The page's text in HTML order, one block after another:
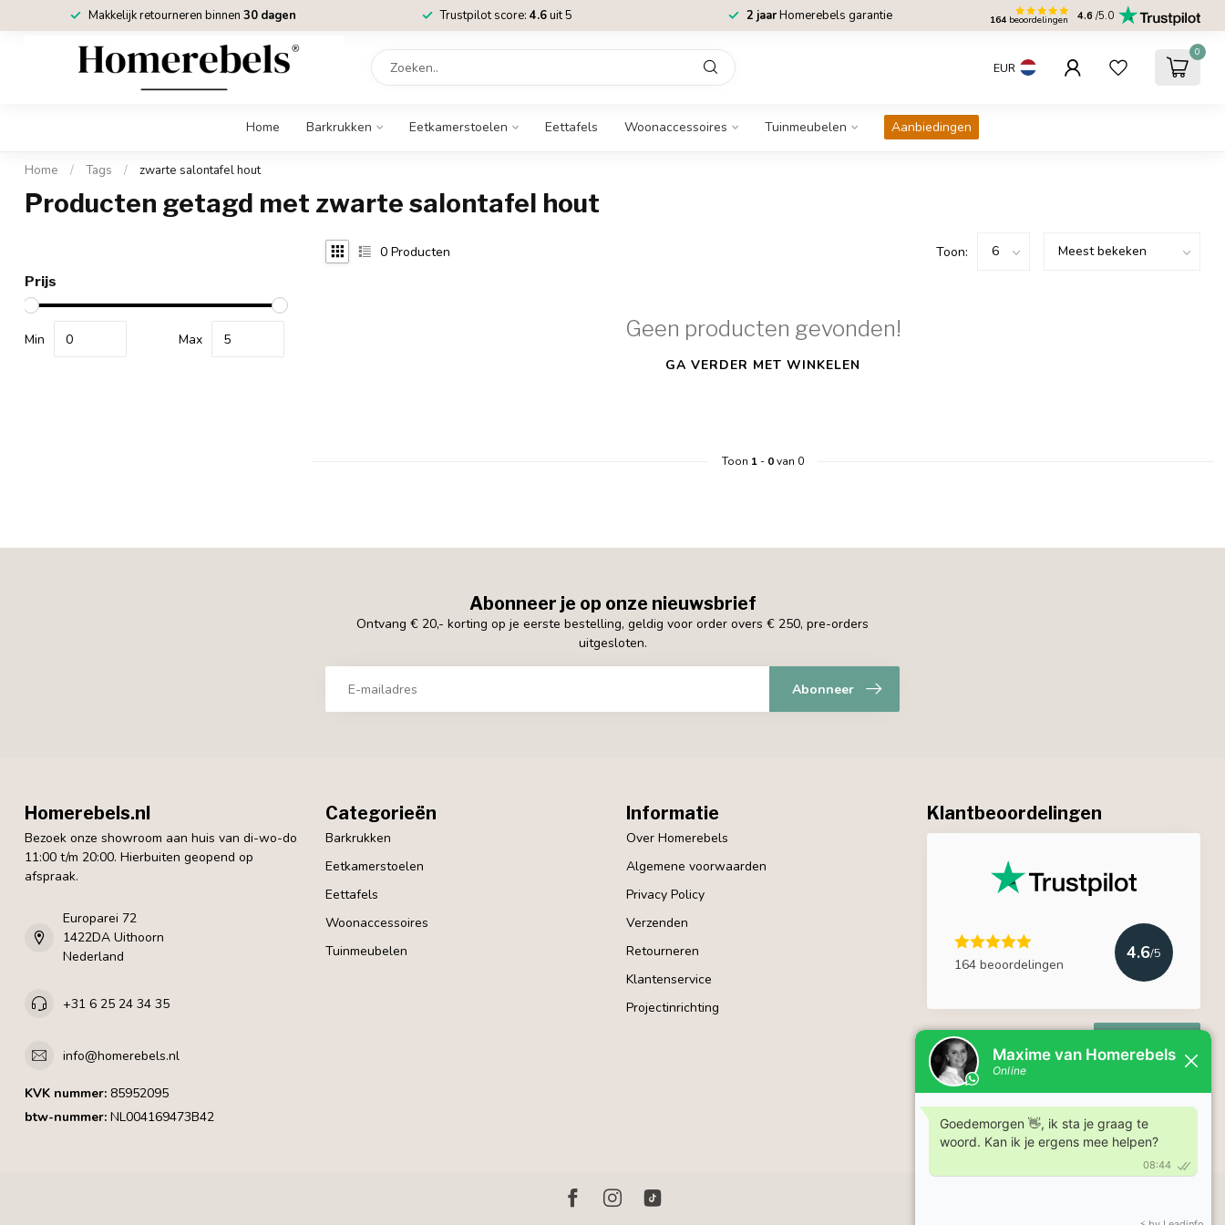
Makkelijk retourneren binnen 30 dagen Trustpilot score: 4.6uit 5 2 jaarHomerebels garantie 164 beoordelingen 4.6 /5.0
EUR
0
Home Barkrukken Eetkamerstoelen Eettafels Woonaccessoires Tuinmeubelen Aanbiedingen
Home / Tags / zwarte salontafel hout
Producten getagd met zwarte salontafel hout
Prijs
Min Max
0 Producten Toon:
Geen producten gevonden!
GA VERDER MET WINKELEN
Toon 1- 0van 0
Abonneer je op onze nieuwsbrief
Ontvang € 20,- korting op je eerste bestelling, geldig voor order overs € 250, pre-orders
uitgesloten.
Abonneer
Homerebels.nl
Bezoek onze showroom aan huis van di-wo-do
11:00 t/m 20:00. Hierbuiten geopend op
afspraak.
Europarei 72
1422DA Uithoorn
Nederland
+31 6 25 24 34 35
info@homerebels.nl
KVK nummer: 85952095
btw-nummer: NL004169473B42
Categorieën
Barkrukken
Eetkamerstoelen
Eettafels
Woonaccessoires
Tuinmeubelen
Informatie
Over Homerebels
Algemene voorwaarden
Privacy Policy
Verzenden
Retourneren
Klantenservice
Projectinrichting
Klantbeoordelingen
164 beoordelingen
4.6/5